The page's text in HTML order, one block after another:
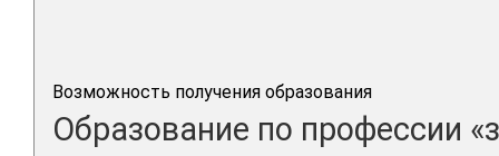
Возможность получения образования
Образование по профессии